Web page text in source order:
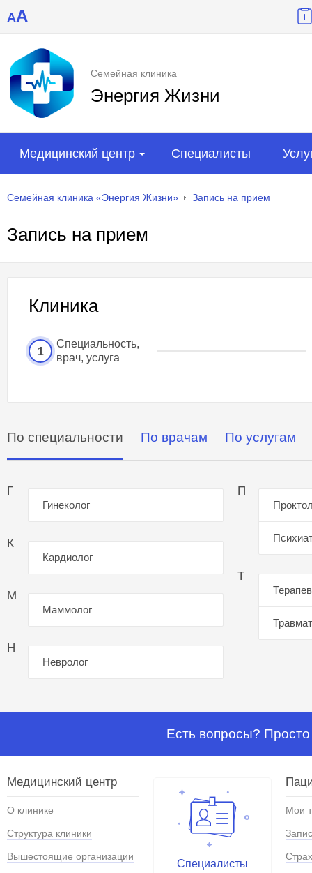
AA
Семейная клиника
Энергия Жизни
Медицинский центр Специалисты
Семейная клиника «Энергия Жизни» Запись на прием
Запись на прием
Клиника
1
Специальность,
врач, услуга
По специальности По врачам По услугам
Г
Гинеколог
К
Кардиолог
М
Маммолог
Н
Невролог
П
Т
Есть вопросы?
Медицинский центр
О клинике
Структура клиники
Вышестоящие организации
Специалисты
Мои